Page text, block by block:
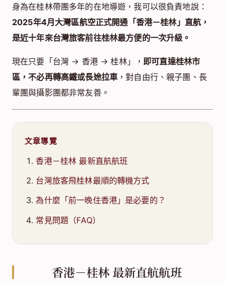
身為在桂林帶團多年的在地導遊，我可以很負責地說：
2025年4月大灣區航空正式開通「香港－桂林」直航，
是近十年來台灣旅客前往桂林最方便的一次升級。
現在只要「台灣 → 香港 → 桂林」， 即可直達桂林市
區，不必再轉高鐵或長途拉車 ，對自由行、親子團、長
輩團與攝影團都非常友善。
文章導覽
香港－桂林 最新直航航班
台灣旅客飛桂林最順的轉機方式
為什麼「前一晚住香港」是必要的？
常見問題（FAQ）
香港－桂林 最新直航航班